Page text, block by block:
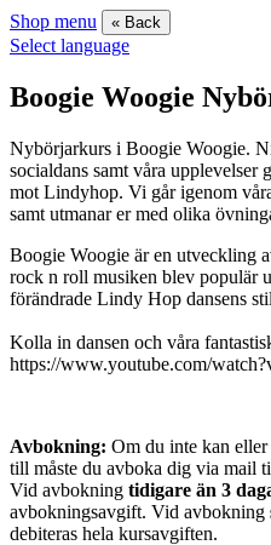
Shop menu « Back
Select language
Boogie Woogie
Nybörjarkurs i Boogie Woogie.
socialdans samt våra upplevelser
mot Lindyhop. Vi går igenom
samt utmanar er med olika
Boogie Woogie är en utveckling
rock n roll musiken blev populär
förändrade Lindy Hop dansens
Kolla in dansen och våra
https://www.youtube.com/
Avbokning: Om du inte kan
till måste du avboka dig via mail
Vid avbokning tidigare än 3
avbokningsavgift. Vid avbokning
debiteras hela kursavgiften.